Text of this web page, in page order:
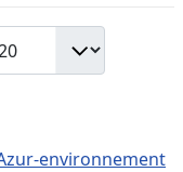
environnement